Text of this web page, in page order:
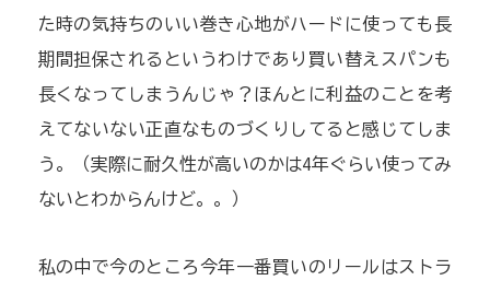
た時の気持ちのいい巻き心地がハードに使っても長
期間担保されるというわけであり買い替えスパンも
長くなってしまうんじゃ？ほんとに利益のことを考
えてないない正直なものづくりしてると感じてしま
う。（実際に耐久性が高いのかは4年ぐらい使ってみ
ないとわからんけど。。）
私の中で今のところ今年一番買いのリールはストラ